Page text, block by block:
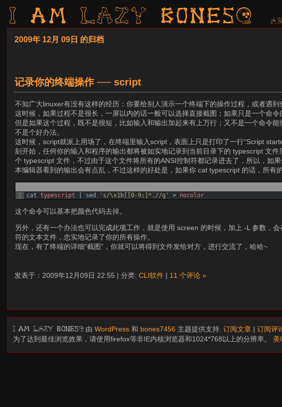
I am LAZY bones?
2009年 12月 09日 的归档
记录你的终端操作 ── script
不知广大linuxer有没有这样的经历：你要给别人演示一个终端下的操作过程，或者遇
这时候，如果过程不是很长，一屏以内的话一般可以选择直接截图；如果只是一个命
但是如果这个过程，既不是很短，比如输入和输出加起来有上万行；又不是一个命令
不是个好办法。
这时候，script就派上用场了，在终端里输入script，表面上只是打印了一行“Script
刻开始，任何你的输入和程序的输出都将被如实地记录到当前目录下的 typescript 文
个 typescript 文件，不过由于这个文件将所有的ANSI控制符都记录进去了，所以，如
本编辑器看到的输出会有点乱，不过这样的好处是，如果你 cat typescript 的话，所
1
cat typescript sed 's/\x1b[[0-9;]*.//g' > nocolor
这个命令可以基本把颜色代码去掉。
另外，还有一个办法也可以完成此项工作，就是使用 screen 的时候，加上 -L 参数，
符的文本文件，忠实地记录了你的所有操作。
现在，有了终端的详细“截图”，你就可以将得到文件发给对方，进行交流了，哈哈~
发表于：2009年12月09日 22:55 | 分类: CLI软件 | 11 个评论 »
I am LAZY bones? 由WordPress 和 bones7456 主题提供支持.订阅文章 |订阅评
为了达到最佳浏览效果，请使用firefox等非IE内核浏览器和1024*768以上的分辨率。 美